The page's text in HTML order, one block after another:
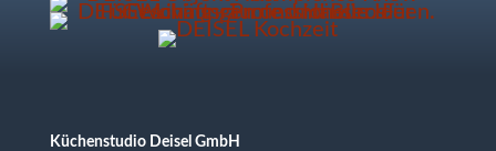
Küchenstudio Deisel GmbH